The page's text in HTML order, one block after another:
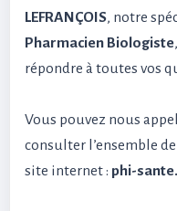
LEFRANÇOIS, notre
Pharmacien Biologiste
répondre à toutes vos
Vous pouvez nous
consulter l’ensemble
site internet : phi-